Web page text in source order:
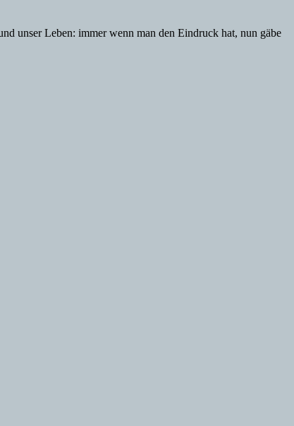
unser Leben: immer wenn man den Eindruck hat, nun gäbe